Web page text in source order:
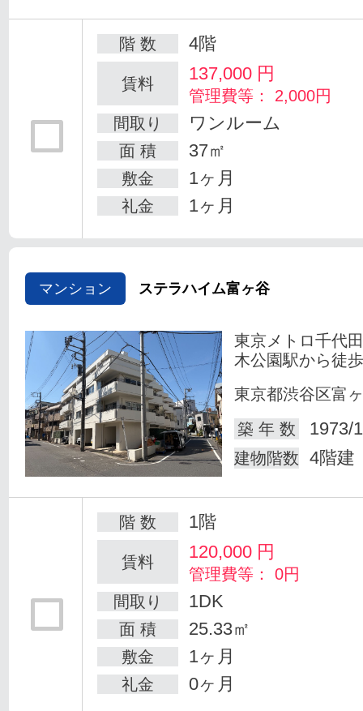
階 数 4階
賃料 137,000 円
管理費等： 2,000円
間取り
ワンルーム
面 積 37㎡
敷金 1ヶ月
礼金 1ヶ月
マンション ステラハイム富ヶ谷
東京メトロ千代
木公園駅から徒
東京都渋谷区富
築 年 数
1973/
建物階数 4階建
階 数 1階
賃料 120,000 円
管理費等： 0円
間取り
1DK
面 積 25.33㎡
敷金 1ヶ月
礼金 0ヶ月